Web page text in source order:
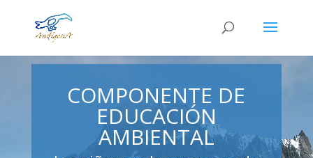
COMPONENTE DE
EDUCACIÓN
AMBIENTAL